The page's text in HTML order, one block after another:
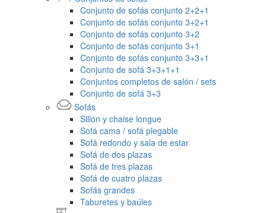
Conjunto de sofás conjunto 2+2+1
Conjunto de sofás conjunto 3+2+1
Conjunto de sofás conjunto 3+2
Conjunto de sofás conjunto 3+1
Conjunto de sofás conjunto 3+3+1
Conjunto de sofá 3+3+1+1
Conjuntos completos de salón / sets
Conjunto de sofá 3+3
Sofás
Sillón y chaise longue
Sofá cama / sofá plegable
Sofá redondo y sala de estar
Sofá de dos plazas
Sofá de tres plazas
Sofá de cuatro plazas
Sofás grandes
Taburetes y baúles